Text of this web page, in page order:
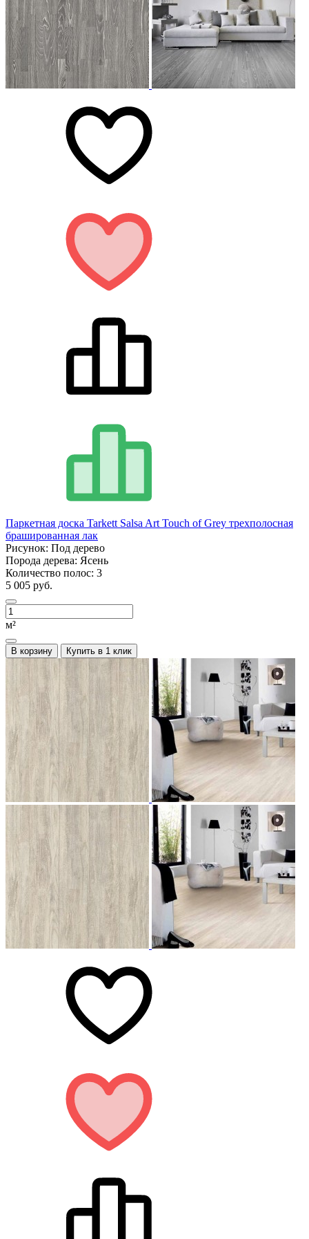
Паркетная доска Tarkett Salsa Art Touch of Grey трехполосная
брашированная лак
Рисунок: Под дерево
Порода дерева: Ясень
Количество полос: 3
5 005 руб.
м²
В корзину Купить в 1 клик